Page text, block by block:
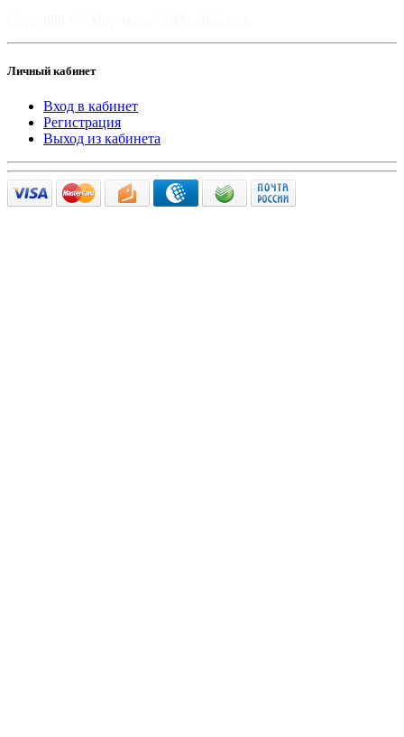
Личный кабинет
Вход в кабинет
Регистрация
Выход из кабинета